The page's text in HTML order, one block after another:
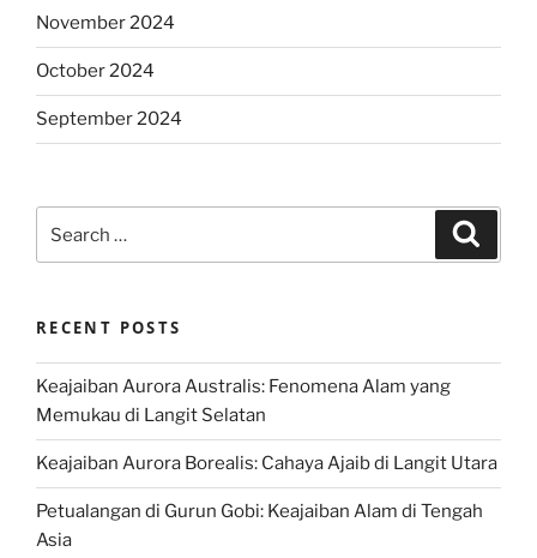
November 2024
October 2024
September 2024
for:
RECENT POSTS
Keajaiban Aurora Australis: Fenomena Alam yang
Memukau di Langit Selatan
Keajaiban Aurora Borealis: Cahaya Ajaib di Langit Utara
Petualangan di Gurun Gobi: Keajaiban Alam di Tengah
Asia